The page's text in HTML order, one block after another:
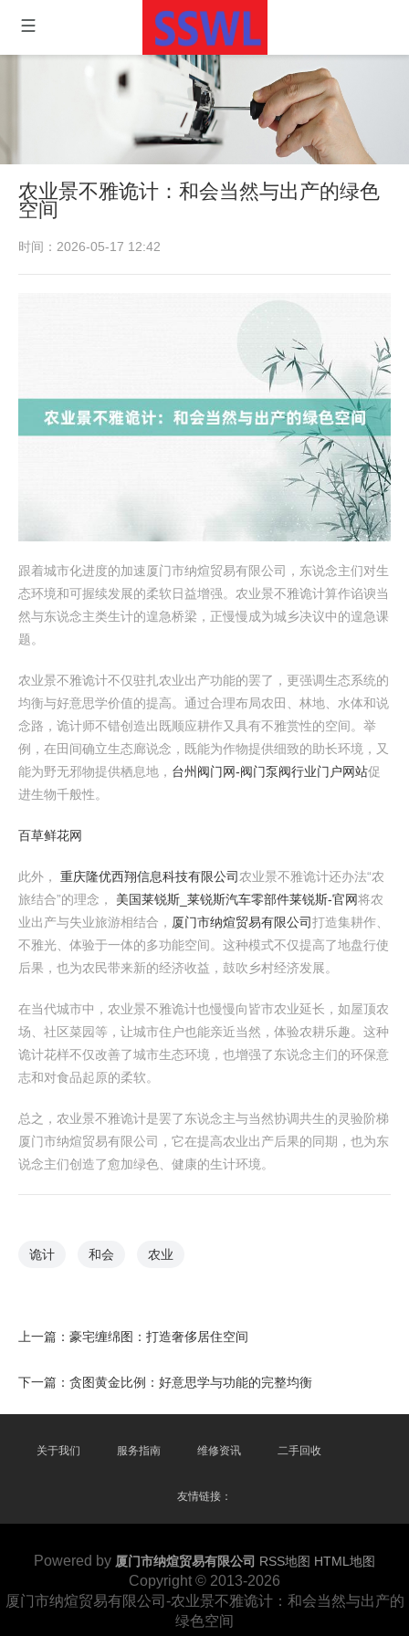
农业景不雅诡计：和会当然与出产的绿色
空间
时间：2026-05-17 12:42
跟着城市化进度的加速厦门市纳煊贸易有限公司，东说念主们对生
态环境和可握续发展的柔软日益增强。农业景不雅诡计算作谄谀当
然与东说念主类生计的遑急桥梁，正慢慢成为城乡决议中的遑急课
题。
农业景不雅诡计不仅驻扎农业出产功能的罢了，更强调生态系统的
均衡与好意思学价值的提高。通过合理布局农田、林地、水体和说
念路，诡计师不错创造出既顺应耕作又具有不雅赏性的空间。举
例，在田间确立生态廊说念，既能为作物提供细致的助长环境，又
能为野无邪物提供栖息地， 台州阀门网-阀门泵阀行业门户网站促
进生物千般性。
百草鲜花网
此外， 重庆隆优西翔信息科技有限公司 农业景不雅诡计还办法“农
旅结合”的理念， 美国莱锐斯_莱锐斯汽车零部件莱锐斯-官网将农
业出产与失业旅游相结合， 厦门市纳煊贸易有限公司打造集耕作、
不雅光、体验于一体的多功能空间。这种模式不仅提高了地盘行使
后果，也为农民带来新的经济收益，鼓吹乡村经济发展。
在当代城市中，农业景不雅诡计也慢慢向皆市农业延长，如屋顶农
场、社区菜园等，让城市住户也能亲近当然，体验农耕乐趣。这种
诡计花样不仅改善了城市生态环境，也增强了东说念主们的环保意
志和对食品起原的柔软。
总之，农业景不雅诡计是罢了东说念主与当然协调共生的灵验阶梯
厦门市纳煊贸易有限公司，它在提高农业出产后果的同期，也为东
说念主们创造了愈加绿色、健康的生计环境。
诡计 和会 农业
上一篇： 豪宅缠绵图：打造奢侈居住空间
下一篇： 贪图黄金比例：好意思学与功能的完整均衡
关于我们 服务指南 维修资讯 二手回收
友情链接：
Powered by 厦门市纳煊贸易有限公司 RSS地图 HTML地图
Copyright © 2013-2026
厦门市纳煊贸易有限公司-农业景不雅诡计：和会当然与出产的
绿色空间